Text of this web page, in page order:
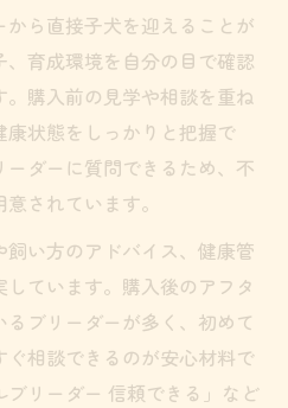
ら直接子犬を迎えることが
育成環境を自分の目で確認
購入前の見学や相談を重ね
状態をしっかりと把握で
ーダーに質問できるため、不
されています。
い方のアドバイス、健康管
ています。購入後のアフタ
ブリーダーが多く、初めて
相談できるのが安心材料で
リーダー 信頼できる」など